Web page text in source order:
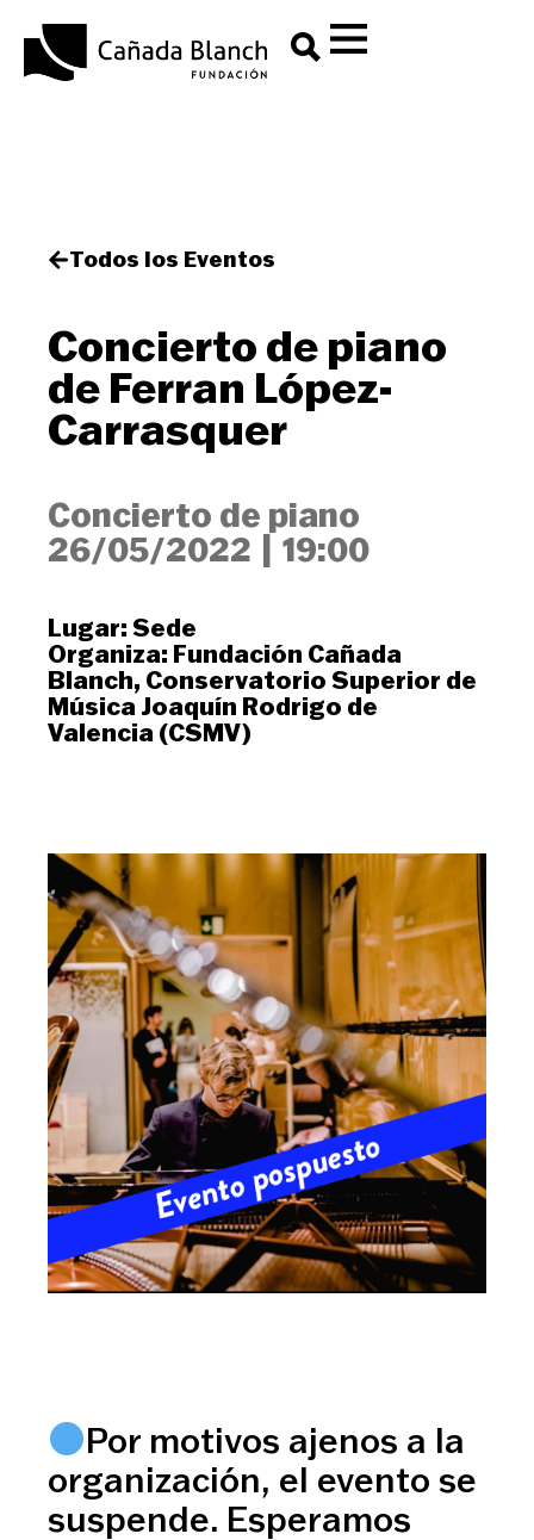
Todos los Eventos
Concierto de piano
de Ferran López-
Carrasquer
Concierto de piano
26/05/2022
19:00
Lugar: Sede
Organiza: Fundación Cañada
Blanch, Conservatorio Superior de
Música Joaquín Rodrigo de
Valencia (CSMV)
Por motivos ajenos a la
organización, el evento se
suspende. Esperamos